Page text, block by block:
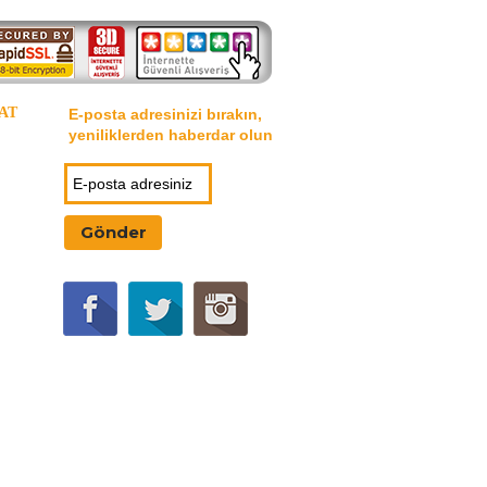
E-posta adresinizi bırakın,
yeniliklerden haberdar olun